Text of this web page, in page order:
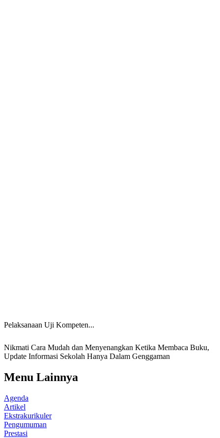
Pelaksanaan Uji Kompeten...
Nikmati Cara Mudah dan Menyenangkan Ketika Membaca Buku,
Update Informasi Sekolah Hanya Dalam Genggaman
Menu Lainnya
Agenda
Artikel
Ekstrakurikuler
Pengumuman
Prestasi